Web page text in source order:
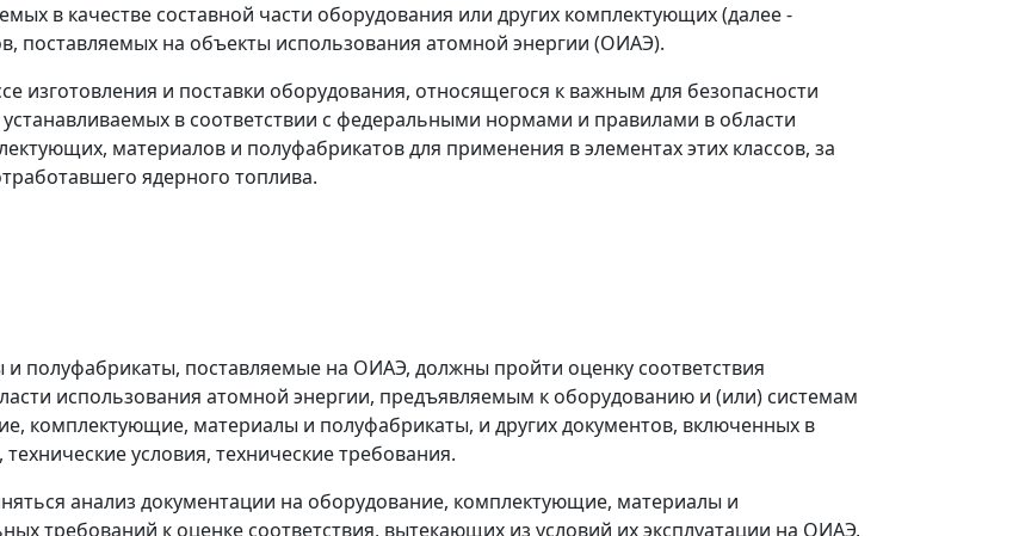
в качестве составной части оборудования или других комплектующих (далее -
поставляемых на объекты использования атомной энергии (ОИАЭ).
изготовления и поставки оборудования, относящегося к важным для безопасности
в соответствии с федеральными нормами и правилами в области
материалов и полуфабрикатов для применения в элементах этих классов, за
ядерного топлива.
полуфабрикаты, поставляемые на ОИАЭ, должны пройти оценку соответствия
использования атомной энергии, предъявляемым к оборудованию и (или) системам
комплектующие, материалы и полуфабрикаты, и других документов, включенных в
условия, технические требования.
анализ документации на оборудование, комплектующие, материалы и
требований к оценке соответствия, вытекающих из условий их эксплуатации на ОИАЭ.